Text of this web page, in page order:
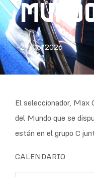
29/06/2026
El seleccionador, Max
del Mundo que se
están en el grupo C
CALENDARIO